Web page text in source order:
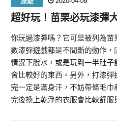
超好玩！苗栗必玩漆彈
你玩過漆彈嗎？它可是被列為
數漆彈遊戲都是不間斷的動作
情況下脫水，或是玩到一半肚
會比較好的東西。另外，打漆
完一定是滿身汗，不妨帶條毛
完後換上乾淨的衣服會比較舒服